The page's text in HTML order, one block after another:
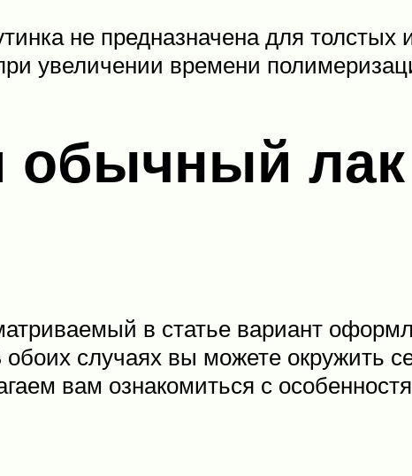
не предназначена для
увеличении времени
обычный
в статье вариант
случаях вы можете окружить
вам ознакомиться с